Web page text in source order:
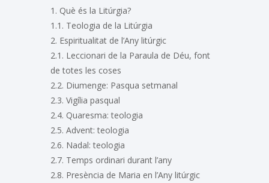
1. Què és la Litúrgia?
1.1. Teologia de la Litúrgia
2. Espiritualitat de l’Any litúrgic
2.1. Leccionari de la Paraula de Déu, font
de totes les coses
2.2. Diumenge: Pasqua setmanal
2.3. Vigília pasqual
2.4. Quaresma: teologia
2.5. Advent: teologia
2.6. Nadal: teologia
2.7. Temps ordinari durant l’any
2.8. Presència de Maria en l’Any litúrgic